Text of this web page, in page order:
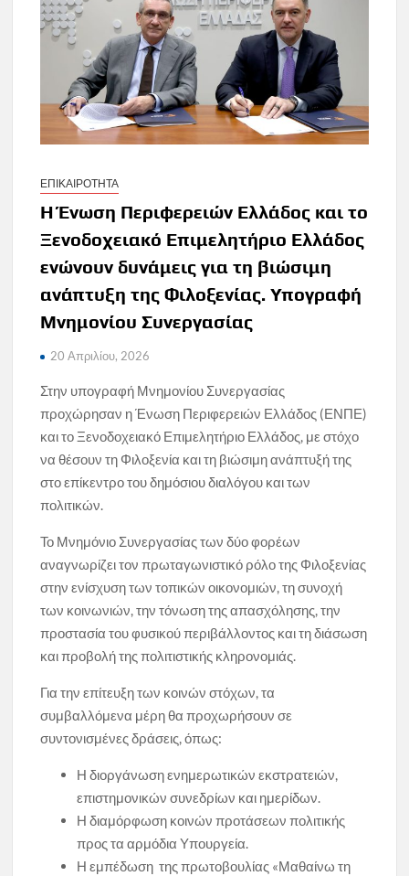
ΕΠΙΚΑΙΡΟΤΗΤΑ
Η Ένωση Περιφερειών Ελλάδος και το
Ξενοδοχειακό Επιμελητήριο Ελλάδος
ενώνουν δυνάμεις για τη βιώσιμη
ανάπτυξη της Φιλοξενίας. Υπογραφή
Μνημονίου Συνεργασίας
20 Απριλίου, 2026
Στην υπογραφή Μνημονίου Συνεργασίας
προχώρησαν η Ένωση Περιφερειών Ελλάδος (ΕΝΠΕ)
και το Ξενοδοχειακό Επιμελητήριο Ελλάδος, με στόχο
να θέσουν τη Φιλοξενία και τη βιώσιμη ανάπτυξή της
στο επίκεντρο του δημόσιου διαλόγου και των
πολιτικών.
Το Μνημόνιο Συνεργασίας των δύο φορέων
αναγνωρίζει τον πρωταγωνιστικό ρόλο της Φιλοξενίας
στην ενίσχυση των τοπικών οικονομιών, τη συνοχή
των κοινωνιών, την τόνωση της απασχόλησης, την
προστασία του φυσικού περιβάλλοντος και τη διάσωση
και προβολή της πολιτιστικής κληρονομιάς.
Για την επίτευξη των κοινών στόχων, τα
συμβαλλόμενα μέρη θα προχωρήσουν σε
συντονισμένες δράσεις, όπως:
Η διοργάνωση ενημερωτικών εκστρατειών,
επιστημονικών συνεδρίων και ημερίδων.
Η διαμόρφωση κοινών προτάσεων πολιτικής
προς τα αρμόδια Υπουργεία.
Η εμπέδωση της πρωτοβουλίας «Μαθαίνω τη